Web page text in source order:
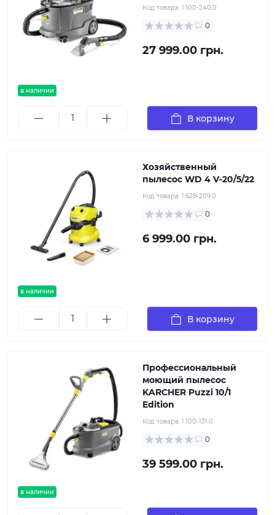
в наличии
Код товара: 1.100-240.0
0
27 999.00 грн.
В корзину
в наличии
Хозяйственный
пылесос WD 4 V-20/5/22
Код товара: 1.628-209.0
0
6 999.00 грн.
В корзину
в наличии
Профессиональный
моющий пылесос
KARCHER Puzzi 10/1
Edition
Код товара: 1.100-131.0
0
39 599.00 грн.